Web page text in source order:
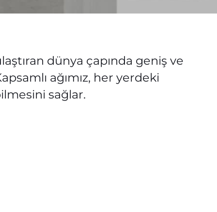
dünya çapında geniş ve
ağımız, her yerdeki
sağlar.